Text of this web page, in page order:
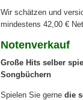
Wir schätzen und
mindestens 42,00 €
Notenverkauf
Große Hits selber
Songbüchern
Spielen Sie gerne die